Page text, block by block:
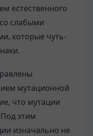
естественного
слабыми
которые чуть-
мутационной
что мутации
этим
изначально не